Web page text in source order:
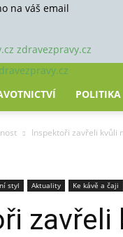
na váš email
zdravezpravy.cz
POLITIKA
Inspektoři zavřeli kvůli
styl Aktuality Ke kávě a čaji